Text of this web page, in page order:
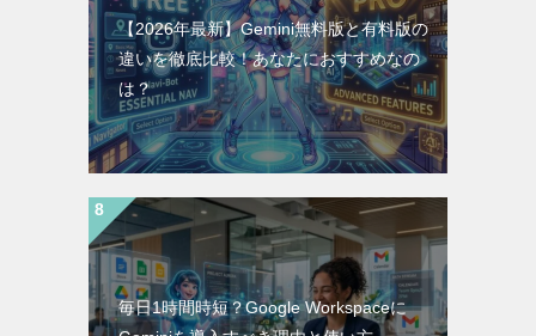
【2026年最新】Gemini無料版と有料版の
違いを徹底比較！あなたにおすすめなの
は？
毎日1時間時短？Google Workspaceに